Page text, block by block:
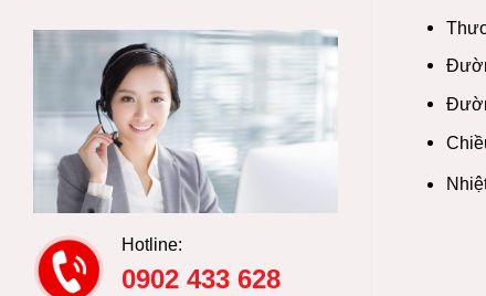
Hotline:
0902 433 628